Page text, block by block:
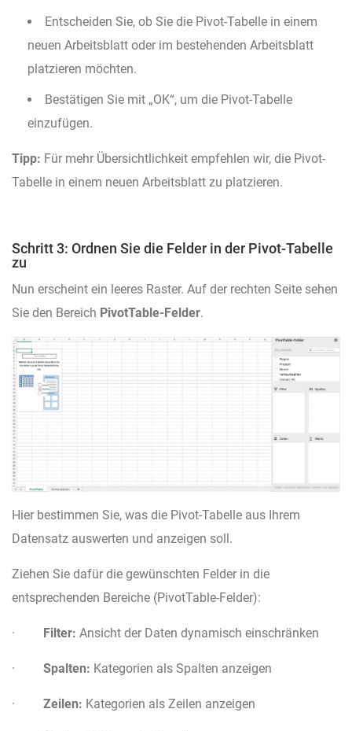
Entscheiden Sie, ob Sie die Pivot-Tabelle in einem
neuen Arbeitsblatt oder im bestehenden Arbeitsblatt
platzieren möchten.
Bestätigen Sie mit „OK“, um die Pivot-Tabelle
einzufügen.
Tipp: Für mehr Übersichtlichkeit empfehlen wir, die Pivot-
Tabelle in einem neuen Arbeitsblatt zu platzieren.
Schritt 3: Ordnen Sie die Felder in der Pivot-Tabelle
zu
Nun erscheint ein leeres Raster. Auf der rechten Seite sehen
Sie den Bereich PivotTable-Felder.
Hier bestimmen Sie, was die Pivot-Tabelle aus Ihrem
Datensatz auswerten und anzeigen soll.
Ziehen Sie dafür die gewünschten Felder in die
entsprechenden Bereiche (PivotTable-Felder):
· Filter: Ansicht der Daten dynamisch einschränken
· Spalten: Kategorien als Spalten anzeigen
· Zeilen: Kategorien als Zeilen anzeigen